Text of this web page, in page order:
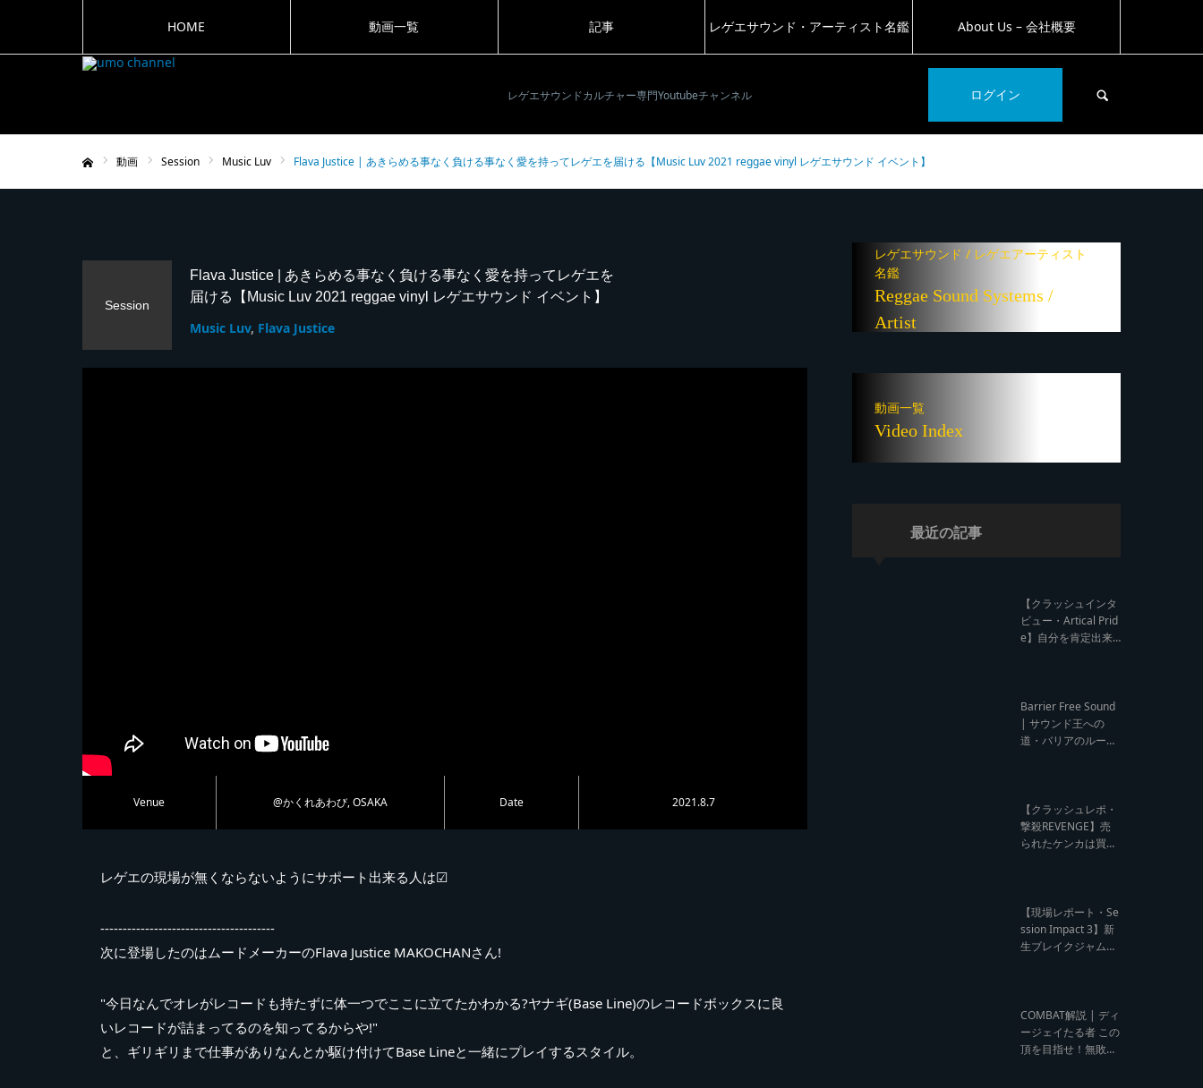
レゲエサウンドカルチャー専門Youtubeチャンネル ログイン
HOME 動画一覧 記事 レゲエサウンド・アーティスト名鑑 About Us – 会社概要
動画 Session Music Luv Flava Justice | あきらめる事なく負ける事なく愛を持ってレゲエを届ける【Music Luv 2021 reggae vinyl レゲエサウンド イベント】
Session
Flava Justice | あきらめる事なく負ける事なく愛を持ってレゲエを
届ける【Music Luv 2021 reggae vinyl レゲエサウンド イベント】
Music Luv Flava Justice
Venue @かくれあわび, OSAKA Date 2021.8.7
レゲエの現場が無くならないようにサポート出来る人は☑
---------------------------------------
次に登場したのはムードメーカーのFlava Justice MAKOCHANさん!
"今日なんでオレがレコードも持たずに体一つでここに立てたかわかる?ヤナギ(Base Line)のレコードボックスに良
いレコードが詰まってるのを知ってるからや!"
と、ギリギリまで仕事がありなんとか駆け付けてBase Lineと一緒にプレイするスタイル。
レゲエサウンド / レゲエアーティスト
名鑑
Reggae Sound Systems /
Artist
動画一覧
Video Index
最近の記事
【クラッシュインタ
ビュー・Artical Prid
e】自分を肯定出来
orld Cup Sound Clas
h サウンドクラッシ
ュ優勝インタビュ
Barrier Free Sound
| サウンド王への
道・バリアのルー
ビュー】
【クラッシュレポ・
撃殺REVENGE】売
られたケンカは買う
A Stream レゲエサ
ウンド クラッシュレ
ポート】
【現場レポート・Se
ssion Impact 3】新
生ブレイクジャムの
ッション】
COMBAT解説 | ディ
ージェイたる者 この
頂を目指せ！無敗の